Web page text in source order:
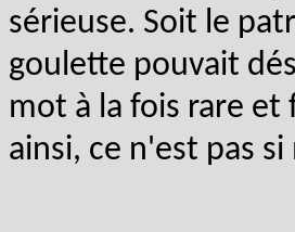
sérieuse. Soit le
goulette pouvait
mot à la fois rare et
ainsi, ce n'est pas